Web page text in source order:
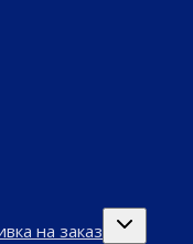
на заказ
Переключить